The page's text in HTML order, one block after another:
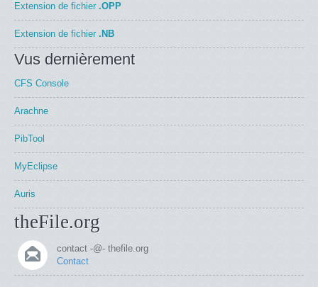
Extension de fichier .OPP
Extension de fichier .NB
Vus dernièrement
CFS Console
Arachne
PibTool
MyEclipse
Auris
theFile.org
contact -@- thefile.org
Contact